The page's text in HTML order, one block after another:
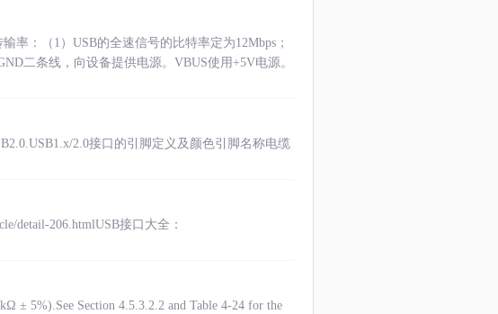
率：（1）USB的全速信号的比特率定为12Mbps；
二条线，向设备提供电源。VBUS使用+5V电源。
2.0接口的引脚定义及颜色引脚名称电缆
detail-206.htmlUSB接口大全：
± 5%).See Section 4.5.3.2.2 and Table 4-24 for the